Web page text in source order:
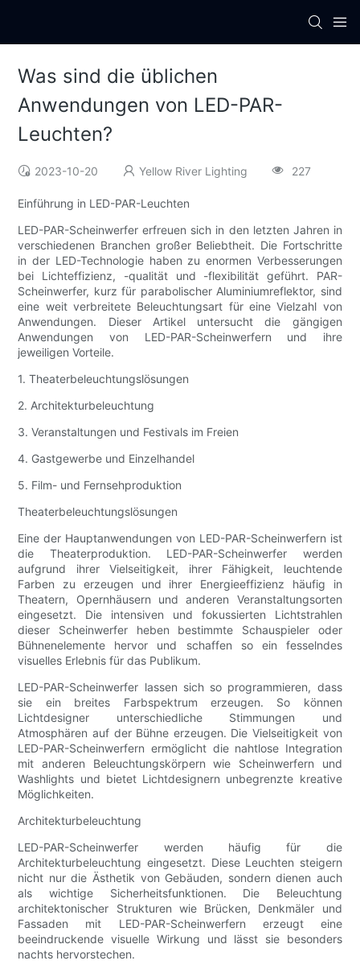
Was sind die üblichen
Anwendungen von LED-PAR-
Leuchten?
2023-10-20 Yellow River Lighting 227
Einführung in LED-PAR-Leuchten
LED-PAR-Scheinwerfer erfreuen sich in den letzten Jahren in
verschiedenen Branchen großer Beliebtheit. Die Fortschritte
in der LED-Technologie haben zu enormen Verbesserungen
bei Lichteffizienz, -qualität und -flexibilität geführt. PAR-
Scheinwerfer, kurz für parabolischer Aluminiumreflektor, sind
eine weit verbreitete Beleuchtungsart für eine Vielzahl von
Anwendungen. Dieser Artikel untersucht die gängigen
Anwendungen von LED-PAR-Scheinwerfern und ihre
jeweiligen Vorteile.
1. Theaterbeleuchtungslösungen
2. Architekturbeleuchtung
3. Veranstaltungen und Festivals im Freien
4. Gastgewerbe und Einzelhandel
5. Film- und Fernsehproduktion
Theaterbeleuchtungslösungen
Eine der Hauptanwendungen von LED-PAR-Scheinwerfern ist
die Theaterproduktion. LED-PAR-Scheinwerfer werden
aufgrund ihrer Vielseitigkeit, ihrer Fähigkeit, leuchtende
Farben zu erzeugen und ihrer Energieeffizienz häufig in
Theatern, Opernhäusern und anderen Veranstaltungsorten
eingesetzt. Die intensiven und fokussierten Lichtstrahlen
dieser Scheinwerfer heben bestimmte Schauspieler oder
Bühnenelemente hervor und schaffen so ein fesselndes
visuelles Erlebnis für das Publikum.
LED-PAR-Scheinwerfer lassen sich so programmieren, dass
sie ein breites Farbspektrum erzeugen. So können
Lichtdesigner unterschiedliche Stimmungen und
Atmosphären auf der Bühne erzeugen. Die Vielseitigkeit von
LED-PAR-Scheinwerfern ermöglicht die nahtlose Integration
mit anderen Beleuchtungskörpern wie Scheinwerfern und
Washlights und bietet Lichtdesignern unbegrenzte kreative
Möglichkeiten.
Architekturbeleuchtung
LED-PAR-Scheinwerfer werden häufig für die
Architekturbeleuchtung eingesetzt. Diese Leuchten steigern
nicht nur die Ästhetik von Gebäuden, sondern dienen auch
als wichtige Sicherheitsfunktionen. Die Beleuchtung
architektonischer Strukturen wie Brücken, Denkmäler und
Fassaden mit LED-PAR-Scheinwerfern erzeugt eine
beeindruckende visuelle Wirkung und lässt sie besonders
nachts hervorstechen.